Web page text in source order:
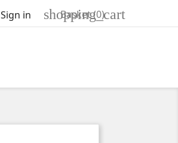
Sign in shopping_cart
Basket(0)